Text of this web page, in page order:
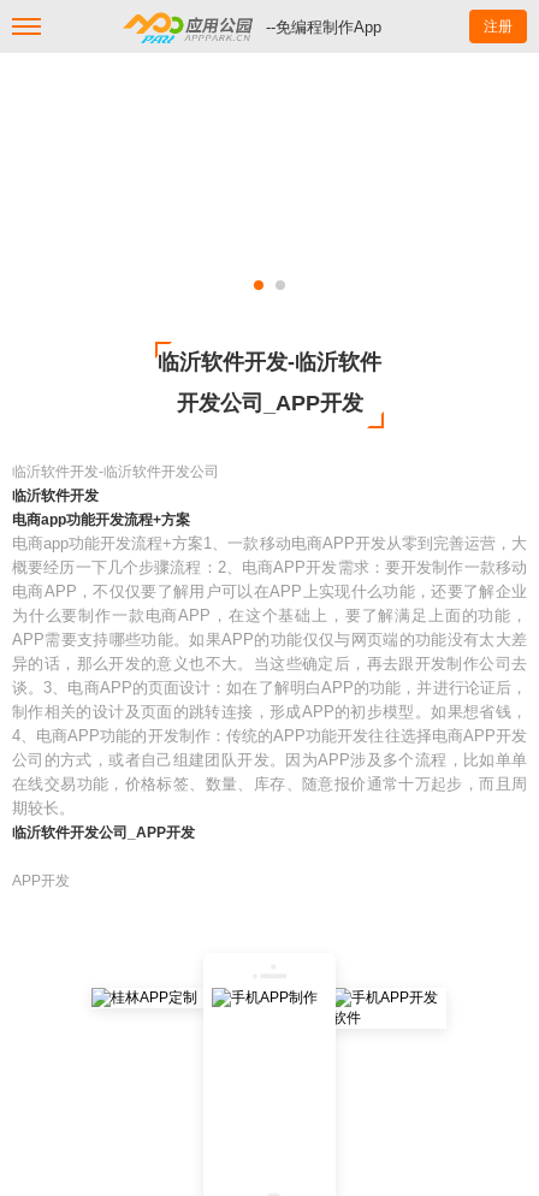
--免编程制作App 注册
临沂软件开发-临沂软件
开发公司_APP开发
临沂软件开发-临沂软件开发公司
临沂软件开发
电商app功能开发流程+方案
电商app功能开发流程+方案1、一款移动电商APP开发从零到完善运营，大
概要经历一下几个步骤流程：2、电商APP开发需求：要开发制作一款移动
电商APP，不仅仅要了解用户可以在APP上实现什么功能，还要了解企业
为什么要制作一款电商APP，在这个基础上，要了解满足上面的功能，
APP需要支持哪些功能。如果APP的功能仅仅与网页端的功能没有太大差
异的话，那么开发的意义也不大。当这些确定后，再去跟开发制作公司去
谈。3、电商APP的页面设计：如在了解明白APP的功能，并进行论证后，
制作相关的设计及页面的跳转连接，形成APP的初步模型。如果想省钱，
4、电商APP功能的开发制作：传统的APP功能开发往往选择电商APP开发
公司的方式，或者自己组建团队开发。因为APP涉及多个流程，比如单单
在线交易功能，价格标签、数量、库存、随意报价通常十万起步，而且周
期较长。
临沂软件开发公司_APP开发
APP开发